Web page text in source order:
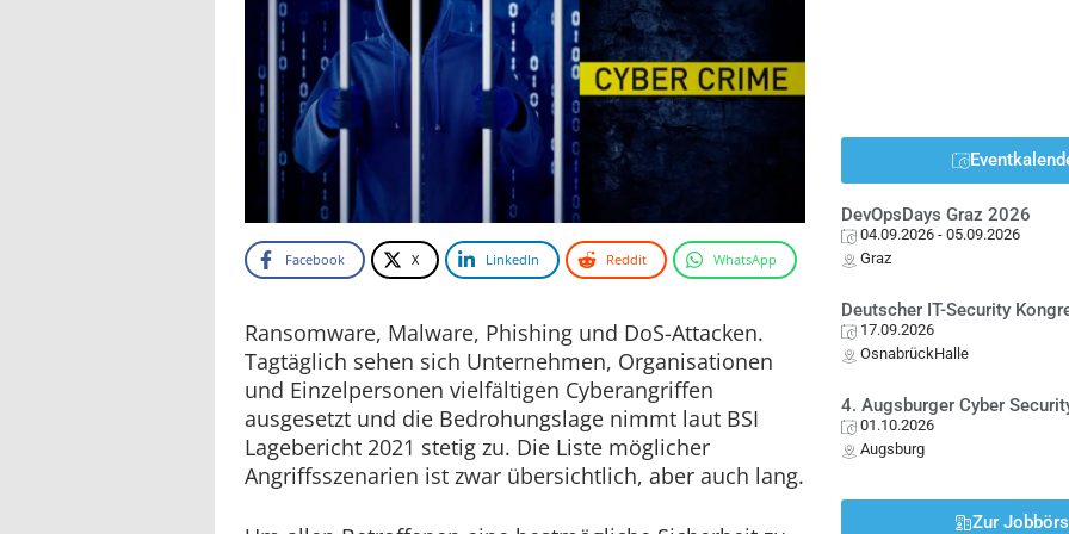
Facebook X LinkedIn Reddit WhatsApp
Ransomware, Malware, Phishing und DoS-Attacken.
Tagtäglich sehen sich Unternehmen, Organisationen
und Einzelpersonen vielfältigen Cyberangriffen
ausgesetzt und die Bedrohungslage nimmt laut BSI
Lagebericht 2021 stetig zu. Die Liste möglicher
Angriffsszenarien ist zwar übersichtlich, aber auch lang.
DevOpsDays Graz 2026
04.09.2026 - 05.09.2026
Graz
Deutscher IT-Security
17.09.2026
OsnabrückHalle
4. Augsburger Cyber
01.10.2026
Augsburg
Zur